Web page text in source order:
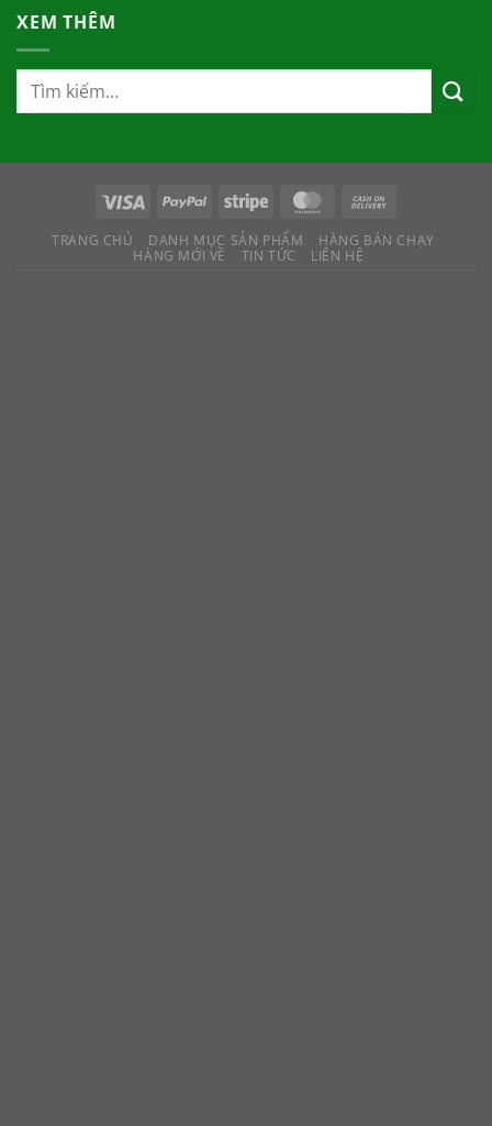
XEM THÊM
TRANG CHỦ DANH MỤC SẢN PHẨM
HÀNG BÁN CHẠY
HÀNG MỚI VỀ
TIN TỨC LIÊN HỆ